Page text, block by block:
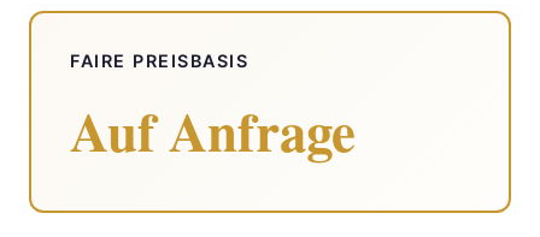
FAIRE PREISBASIS
Auf Anfrage